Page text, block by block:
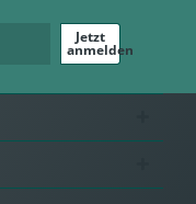
Jetzt
anmelden